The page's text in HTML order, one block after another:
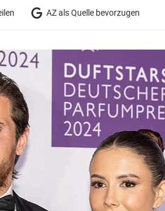
AZ als Quelle bevorzugen